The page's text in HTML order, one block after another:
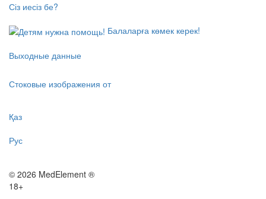
Сіз иесіз бе?
Балаларға көмек керек!
Выходные данные
Стоковые изображения от
Қаз
Рус
© 2026 MedElement ®
18+